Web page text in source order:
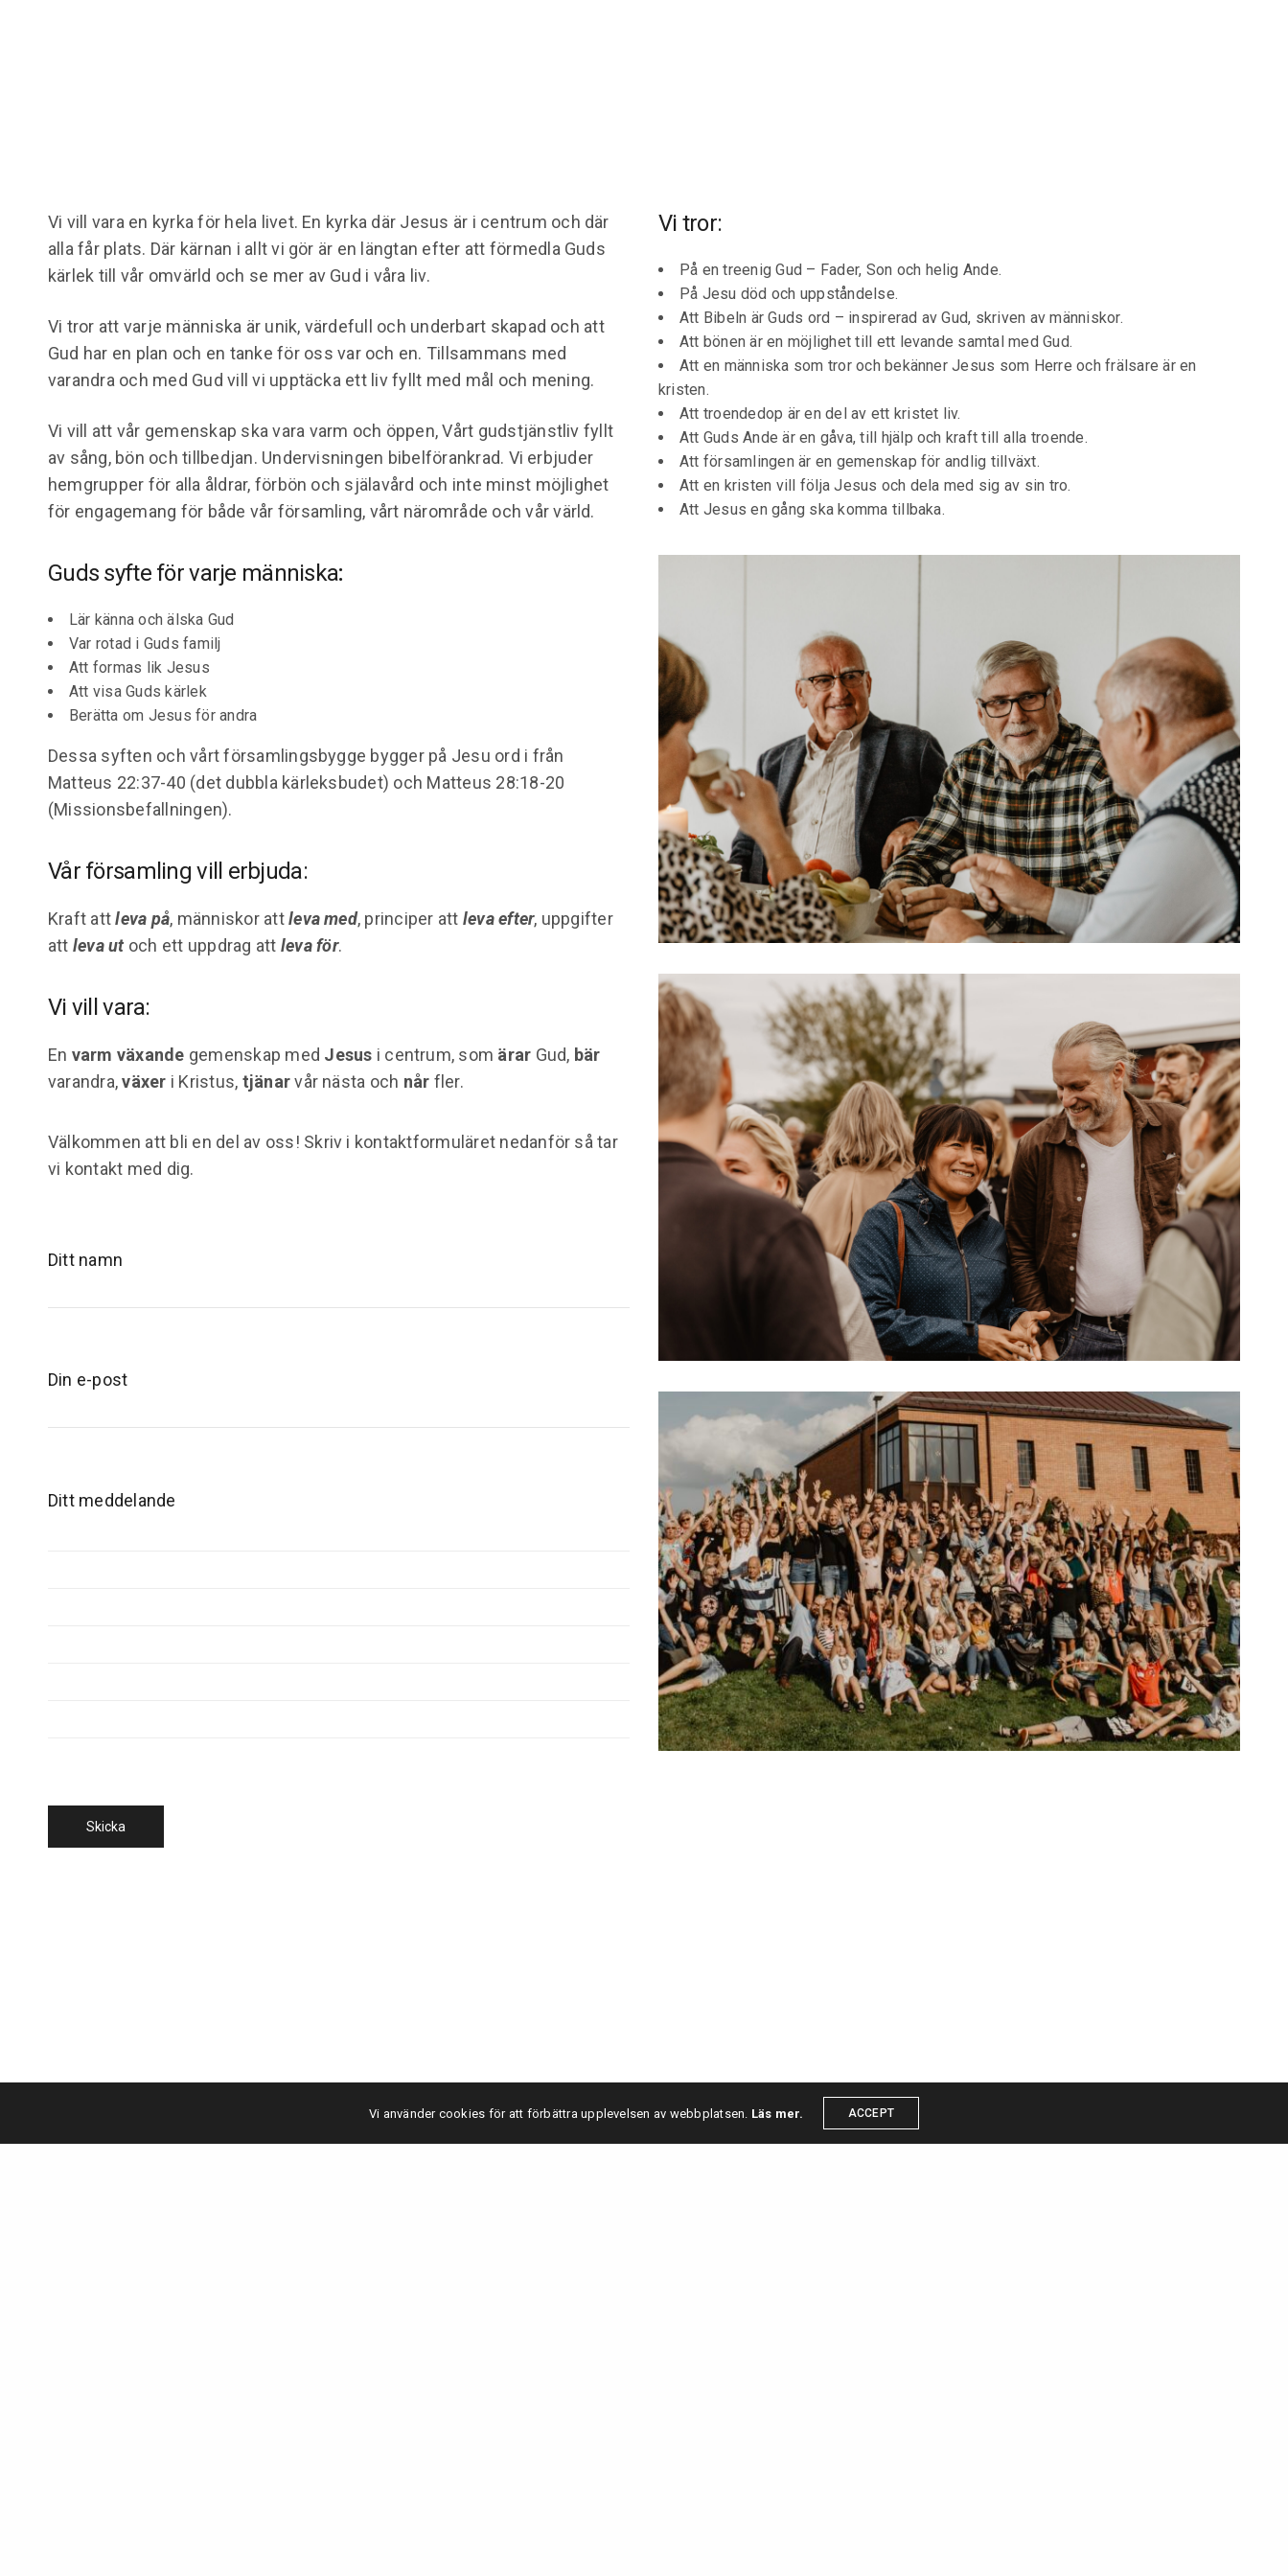
Vi vill vara en kyrka för hela livet. En kyrka där Jesus är i centrum och där
alla får plats. Där kärnan i allt vi gör är en längtan efter att förmedla Guds
kärlek till vår omvärld och se mer av Gud i våra liv.
Vi tror att varje människa är unik, värdefull och underbart skapad och att
Gud har en plan och en tanke för oss var och en. Tillsammans med
varandra och med Gud vill vi upptäcka ett liv fyllt med mål och mening.
Vi vill att vår gemenskap ska vara varm och öppen, Vårt gudstjänstliv fyllt
av sång, bön och tillbedjan. Undervisningen bibelförankrad. Vi erbjuder
hemgrupper för alla åldrar, förbön och själavård och inte minst möjlighet
för engagemang för både vår församling, vårt närområde och vår värld.
Guds syfte för varje människa:
Lär känna och älska Gud
Var rotad i Guds familj
Att formas lik Jesus
Att visa Guds kärlek
Berätta om Jesus för andra
Dessa syften och vårt församlingsbygge bygger på Jesu ord i från
Matteus 22:37-40 (det dubbla kärleksbudet) och Matteus 28:18-20
(Missionsbefallningen).
Vår församling vill erbjuda:
Kraft attleva på, människor attleva med, principer att leva efter, uppgifter
att leva utoch ett uppdrag att leva för.
Vi vill vara:
En varm växande gemenskap med Jesus i centrum, som ärar Gud, bär
varandra,växer i Kristus, tjänarvår nästa och når fler.
Välkommen att bli en del av oss! Skriv i kontaktformuläret nedanför så tar
vi kontakt med dig.
Ditt namn
Din e-post
Ditt meddelande
Vi tror:
På en treenig Gud – Fader, Son och helig Ande.
På Jesu död och uppståndelse.
Att Bibeln är Guds ord – inspirerad av Gud, skriven av människor.
Att bönen är en möjlighet till ett levande samtal med Gud.
Att en människa som tror och bekänner Jesus som Herre och frälsare är en
kristen.
Att troendedop är en del av ett kristet liv.
Att Guds Ande är en gåva, till hjälp och kraft till alla troende.
Att församlingen är en gemenskap för andlig tillväxt.
Att en kristen vill följa Jesus och dela med sig av sin tro.
Att Jesus en gång ska komma tillbaka.
Vi använder cookies för att förbättra upplevelsen av webbplatsen. Läs mer. ACCEPT